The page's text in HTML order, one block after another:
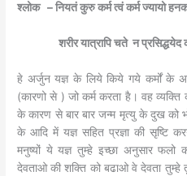
श्‍लोक– नियतं कुरु कर्म त्वं कर्म ज्यायो
शरीर यात्रापि चते न प्रसिद्धयेद
हे अर्जुन यज्ञ के लिये किये गये कर्मों के
(कारणो से ) जो कर्म करता है। वह
के कारण से बार बार जन्म मृत्यु के दुख को
के आदि में यज्ञ सहित प्रज्ञा की सृष्टि
मनुष्यों ये यज्ञ तुम्हे इच्छा अनुसार फलो
देवताओ की शक्ति को बढाओ वे देवता तुम्हे